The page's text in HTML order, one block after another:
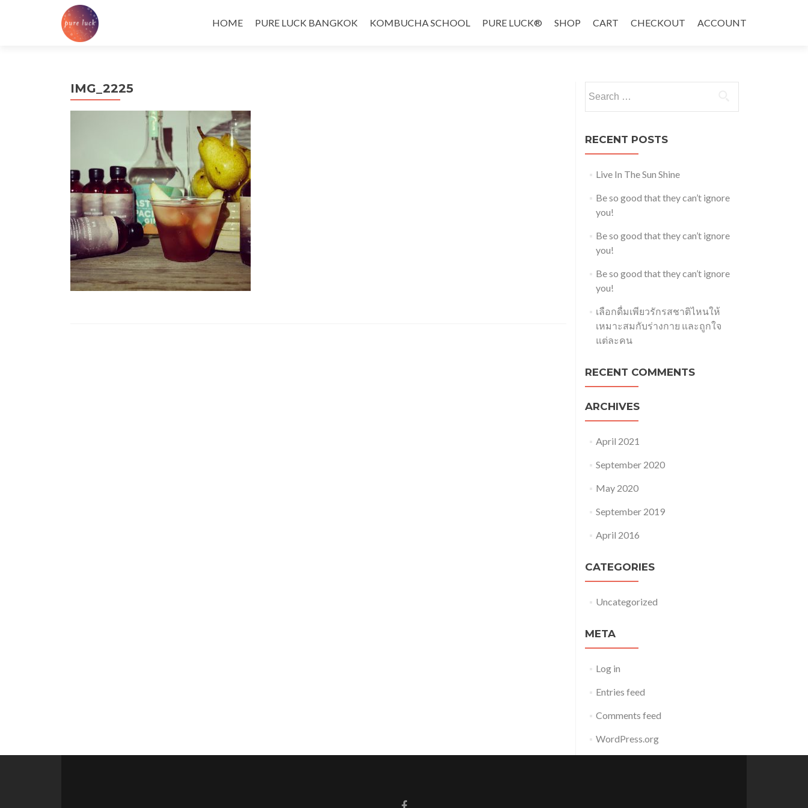
to
HOME PURE LUCK BANGKOK KOMBUCHA SCHOOL PURE LUCK® SHOP CART CHECKOUT ACCOUNT
IMG_2225
for:
RECENT POSTS
Live In The Sun Shine
Be so good that they can’t ignore
you!
Be so good that they can’t ignore
you!
Be so good that they can’t ignore
you!
เลือกดื่มเพียวรักรสชาติไหนให้
เหมาะสมกับร่างกาย และถูกใจ
แต่ละคน
RECENT COMMENTS
ARCHIVES
April 2021
September 2020
May 2020
September 2019
April 2016
CATEGORIES
Uncategorized
META
Log in
Entries feed
Comments feed
WordPress.org